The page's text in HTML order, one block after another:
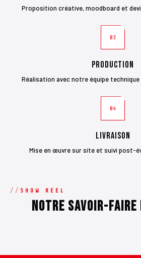
Proposition créative, moodboard et
03
Production
Réalisation avec notre équipe
04
Livraison
Mise en œuvre sur site et suivi post-
SHOW REEL
Notre savoir-faire